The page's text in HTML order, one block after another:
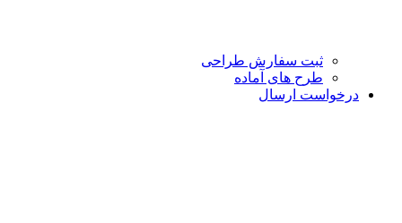
ثبت سفارش طراحی
طرح های آماده
درخواست ارسال